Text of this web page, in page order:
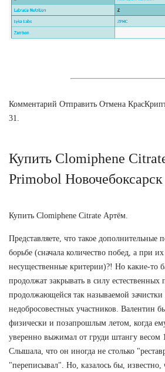
Комментарий Отправить Отмена
31.
Купить Clomiphene
Primobol Новочебоксарск
Купить Clomiphene Citrate Артём.
Представляете, что такое дополнительные
борьбе (сначала количество побед, а при
несущественные критерии)?! Но какие-то
продолжат закрывать в силу естественных
продолжающейся так называемой зачистки
недобросовестных участников. Валентин
физически и позапрошлым летом, когда
уверенно выжимал от груди штангу весом
Слышала, что он иногда не столько
"переписывал". Но, казалось бы, известно,